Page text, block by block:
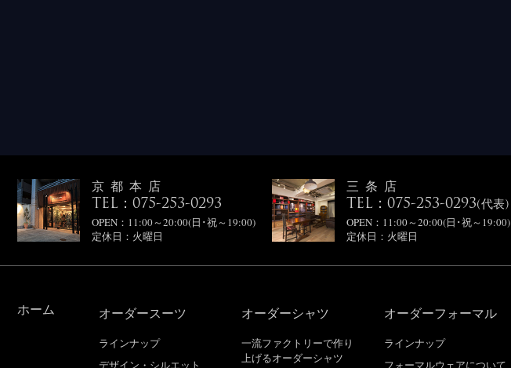
京都本店
TEL：075-253-0293
OPEN：11:00～20:00(日･祝～19:00)
定休日：火曜日
三条店
TEL：075-253-0293(代表)
OPEN：11:00～20:00(日･祝～19:00)
定休日：火曜日
ホーム オーダースーツ
ラインナップ
デザイン・シルエット
オーダーシャツ
一流ファクトリーで作り
上げるオーダーシャツ
オーダーフォーマル
ラインナップ
フォーマルウェアについて